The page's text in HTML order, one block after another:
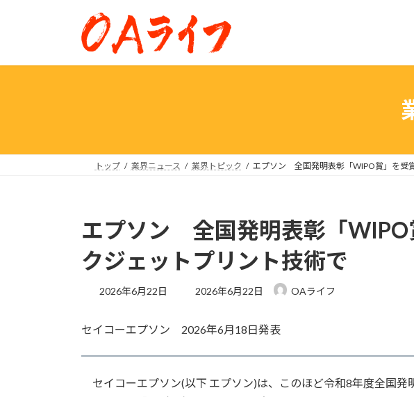
プ
動
トップ 業界ニュース 業界トピック エプソン 全国発明表彰「WIPO賞」を受
エプソン 全国発明表彰「
クジェットプリント技術で
2026年6月22日
最
新
時
2026年6月22日 OAライフ
セイコーエプソン 2026年6月18日発表
セイコーエプソン(以下 エプソン)は、このほど令和8年度全国発